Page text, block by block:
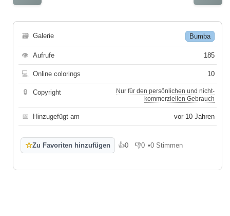
🗃 Galerie Bumba
👁 Aufrufe 185
💻 Online colorings 10
🔒 Copyright
Nur für den persönlichen und nicht-
kommerziellen Gebrauch
📅 Hinzugefügt am vor 10 Jahren
☆Zu Favoriten hinzufügen 👍0
Gefällt mir
👎0
Gefällt mir nicht
•0 Stimmen